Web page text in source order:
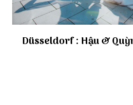
Düsseldorf : Hậu &